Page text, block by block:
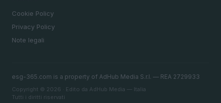
Cookie Policy
Privacy Policy
Note legali
esg-365.com is a property of AdHub Media S.r.l. — REA 2729933
Copyright © 2026 · Edito da AdHub Media — Italia
Tutti i diritti riservati